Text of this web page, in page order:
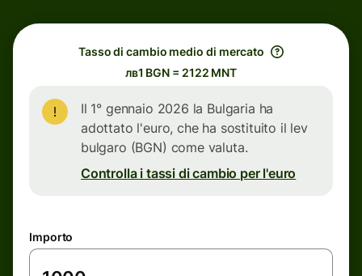
Tasso di cambio medio di mercato
лв1 BGN = 2122 MNT
Il 1° gennaio 2026 la Bulgaria ha
adottato l'euro, che ha sostituito il lev
bulgaro (BGN) come valuta.
Controlla i tassi di cambio per l'euro
Importo